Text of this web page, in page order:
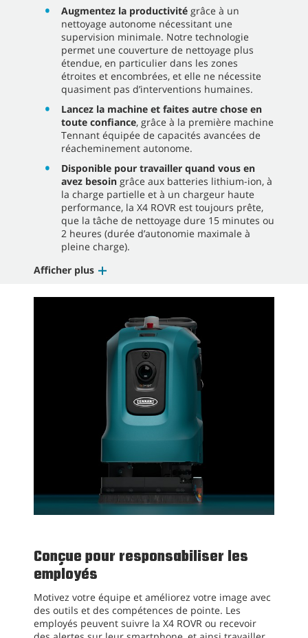
Augmentez la productivité grâce à un
nettoyage autonome nécessitant une
supervision minimale. Notre technologie
permet une couverture de nettoyage plus
étendue, en particulier dans les zones
étroites et encombrées, et elle ne nécessite
quasiment pas d’interventions humaines.
Lancez la machine et faites autre chose en
toute confiance, grâce à la première machine
Tennant équipée de capacités avancées de
réacheminement autonome.
Disponible pour travailler quand vous en
avez besoin grâce aux batteries lithium-ion, à
la charge partielle et à un chargeur haute
performance, la X4 ROVR est toujours prête,
que la tâche de nettoyage dure 15 minutes ou
2 heures (durée d’autonomie maximale à
pleine charge).
Afficher plus
Conçue pour responsabiliser les
employés
Motivez votre équipe et améliorez votre image avec
des outils et des compétences de pointe. Les
employés peuvent suivre la X4 ROVR ou recevoir